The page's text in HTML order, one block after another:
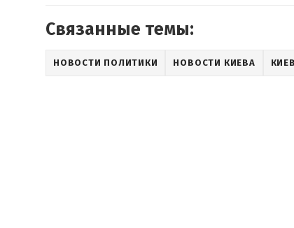
Связанные темы:
НОВОСТИ ПОЛИТИКИ НОВОСТИ КИЕВА КИЕВ